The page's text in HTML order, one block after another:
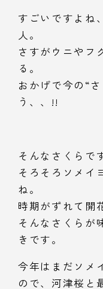
すごいですよね
人。
さすがウニやフ
る。
おかげで今の“
う、、!!
そんなさくらで
そろそろソメイ
ね。
時期がずれて開
そんなさくらが
きです。
今年はまだソメ
ので、河津桜と